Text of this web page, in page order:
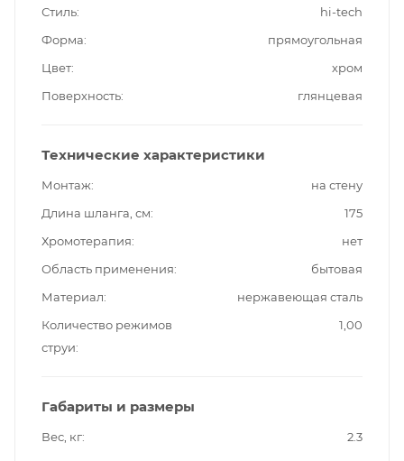
Стиль
hi-tech
Форма
прямоугольная
Цвет
хром
Поверхность
глянцевая
Технические характеристики
Монтаж
на стену
Длина шланга, см
175
Хромотерапия
нет
Область применения
бытовая
Материал
нержавеющая сталь
Количество режимов
струи
1,00
Габариты и размеры
Вес, кг
2.3